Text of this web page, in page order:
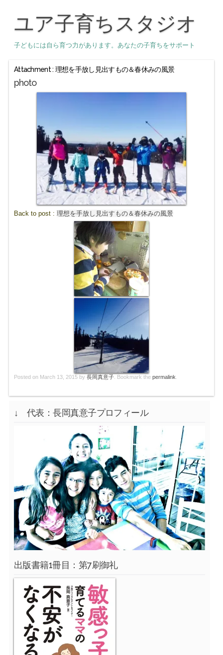
ユア子育ちスタジオ
子どもには自ら育つ力があります。あなたの子育ちをサポート
Attachment : 理想を手放し見出すもの＆春休みの風景
photo
Back to post : 理想を手放し見出すもの＆春休みの風景
Posted on March 13, 2015 by 長岡真意子. Bookmark the permalink
↓ 代表：長岡真意子プロフィール
出版書籍1冊目：第7刷御礼